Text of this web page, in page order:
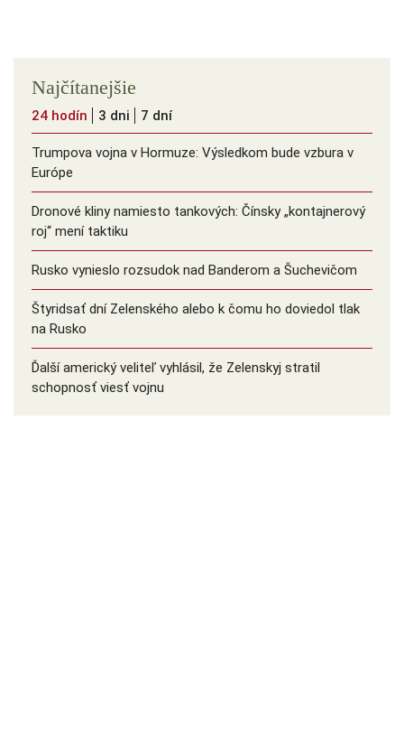
Najčítanejšie
24 hodín 3 dni 7 dní
Trumpova vojna v Hormuze: Výsledkom bude vzbura v
Európe
Dronové kliny namiesto tankových: Čínsky ️„kontajnerový
roj“ mení taktiku
Rusko vynieslo rozsudok nad Banderom a Šuchevičom
Štyridsať dní Zelenského alebo k čomu ho doviedol tlak
na Rusko
Ďalší americký veliteľ vyhlásil, že Zelenskyj stratil
schopnosť viesť vojnu